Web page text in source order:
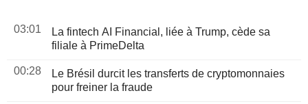
03:01
La fintech AI Financial, liée à Trump, cède sa
filiale à PrimeDelta
00:28
Le Brésil durcit les transferts de cryptomonnaies
pour freiner la fraude